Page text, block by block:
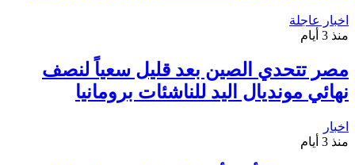
اخبار عاجلة
منذ 3 أيام
مصر تتحدي الصين بعد قليل سعياً لنصف
نهائي مونديال اليد للناشئات برومانيا
اخبار
منذ 3 أيام